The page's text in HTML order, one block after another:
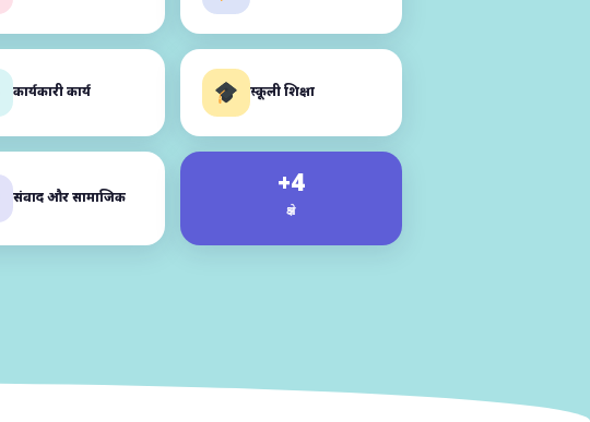
कार्यकारी कार्य स्कूली शिक्षा
संवाद और सामाजिक +4
क्षेत्र